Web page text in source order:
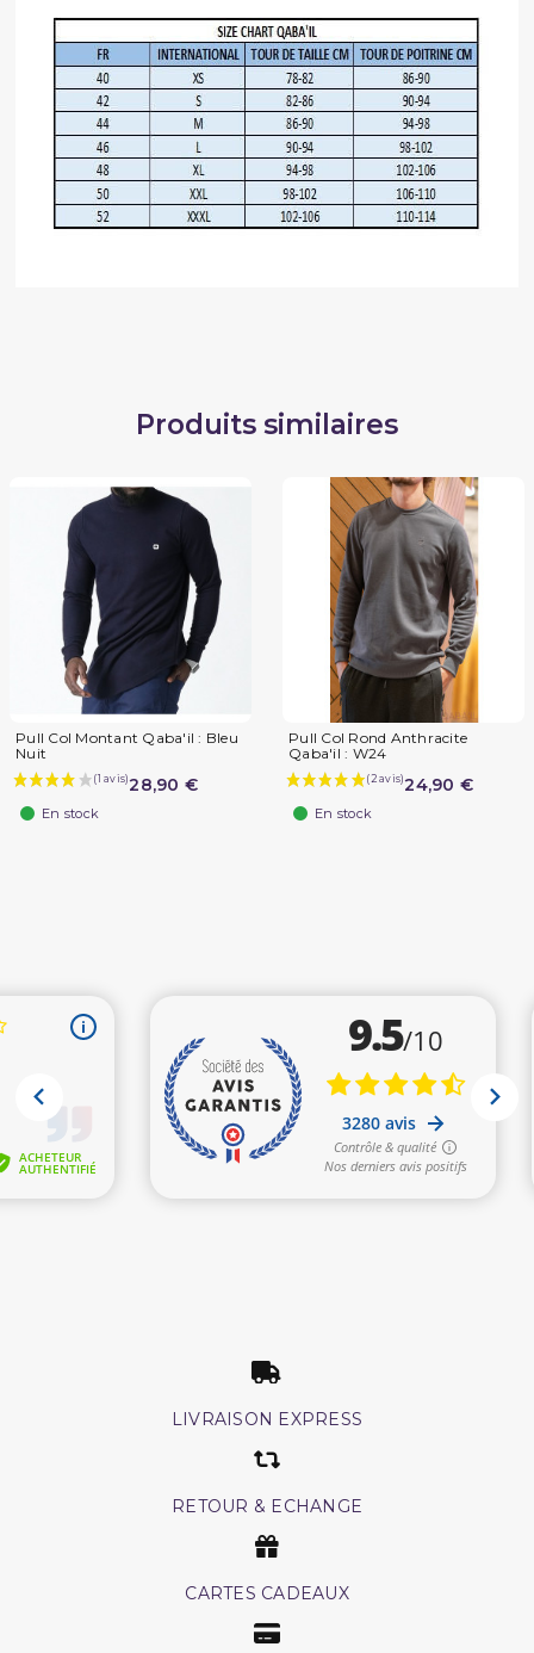
Produits similaires
Pull Col Montant Qaba'il : Bleu
Nuit
28,90 €
En stock
Pull Col Rond Anthracite
Qaba'il : W24
24,90 €
En stock
LIVRAISON EXPRESS
RETOUR & ECHANGE
CARTES CADEAUX